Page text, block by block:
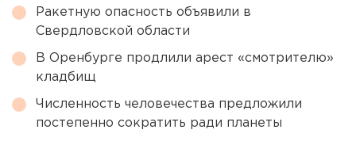
Ракетную опасность объявили в
Свердловской области
В Оренбурге продлили арест «смотрителю»
кладбищ
Численность человечества предложили
постепенно сократить ради планеты